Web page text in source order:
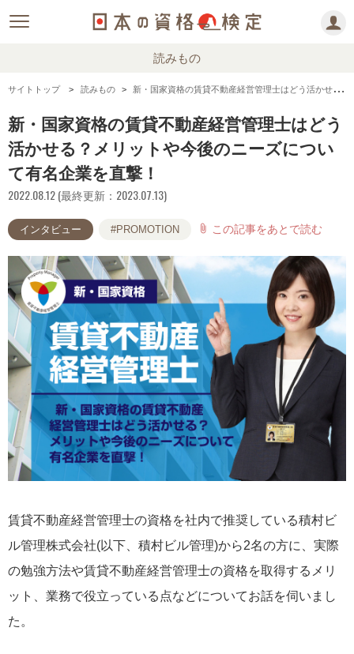
読みもの
サイトトップ 読みもの 新・国家資格の賃貸不動産経営管理士はどう活かせる？メリットや今後のニーズについて有名企業を直撃！
新・国家資格の賃貸不動産経営管理士はどう
活かせる？メリットや今後のニーズについ
て有名企業を直撃！
2022.08.12 (最終更新：2023.07.13)
インタビュー #PROMOTION attach_file この記事をあとで読む
賃貸不動産経営管理士の資格を社内で推奨している積村ビ
ル管理株式会社(以下、積村ビル管理)から2名の方に、実際
の勉強方法や賃貸不動産経営管理士の資格を取得するメリ
ット、業務で役立っている点などについてお話を伺いまし
た。